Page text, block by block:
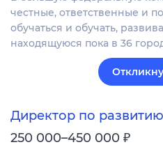
честные, ответственные и
обучаться и обучать,
находящуюся пока в 36
Директор по развитию
250 000–450 000 ₽